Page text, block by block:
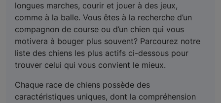
longues marches, courir et jouer à des jeux,
comme à la balle. Vous êtes à la recherche d’un
compagnon de course ou d’un chien qui vous
motivera à bouger plus souvent? Parcourez notre
liste des chiens les plus actifs ci-dessous pour
trouver celui qui vous convient le mieux.
Chaque race de chiens possède des
caractéristiques uniques, dont la compréhension